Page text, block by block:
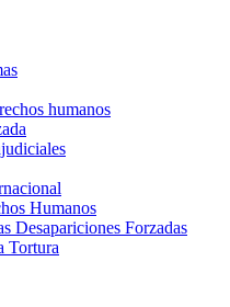
humanos
Humanos​
Desapariciones Forzadas
Tortura​